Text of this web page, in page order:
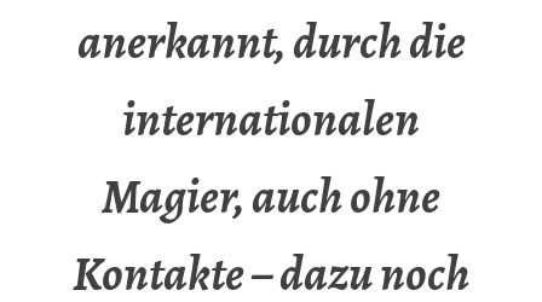
anerkannt, durch die
internationalen
Magier, auch ohne
Kontakte – dazu noch